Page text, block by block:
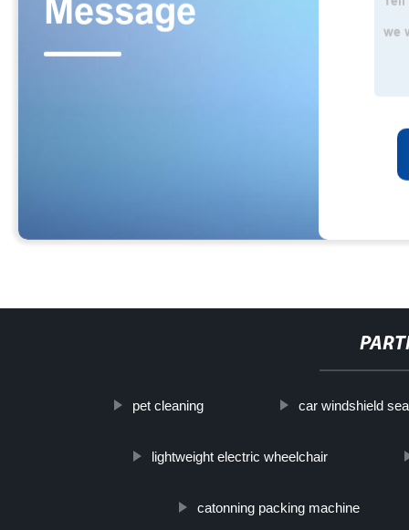
pet cleaning car windshield
lightweight electric wheelchair
catonning packing machine